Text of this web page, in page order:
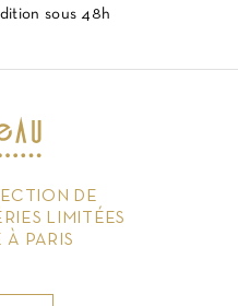
sous 48h
DE
LIMITÉES
À PARIS